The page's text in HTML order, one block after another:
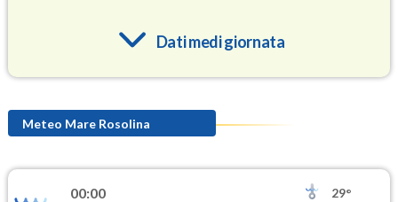
Dati medi giornata
(Ozono) 92.1
(Diossido di azoto)
Meteo Mare Rosolina
00:00
29°